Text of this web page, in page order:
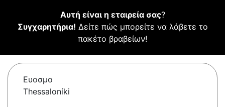
Αυτή είναι η εταιρεία σας?
Συγχαρητήρια! Δείτε πώς μπορείτε να λάβετε το
πακέτο βραβείων!
Ευοσμο
Thessaloníki